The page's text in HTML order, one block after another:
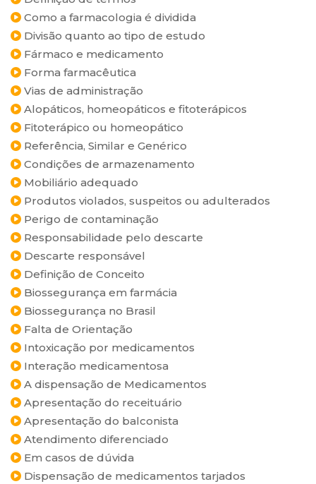
Como a farmacologia é dividida
Divisão quanto ao tipo de estudo
Fármaco e medicamento
Forma farmacêutica
Vias de administração
Alopáticos, homeopáticos e fitoterápicos
Fitoterápico ou homeopático
Referência, Similar e Genérico
Condições de armazenamento
Mobiliário adequado
Produtos violados, suspeitos ou adulterados
Perigo de contaminação
Responsabilidade pelo descarte
Descarte responsável
Definição de Conceito
Biossegurança em farmácia
Biossegurança no Brasil
Falta de Orientação
Intoxicação por medicamentos
Interação medicamentosa
A dispensação de Medicamentos
Apresentação do receituário
Apresentação do balconista
Atendimento diferenciado
Em casos de dúvida
Dispensação de medicamentos tarjados